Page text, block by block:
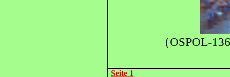
（OSPOL-
Seite 1